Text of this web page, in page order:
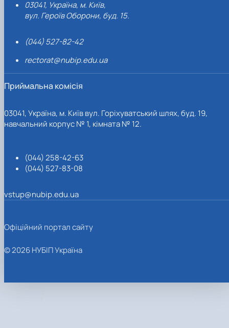
03041, Україна, м. Київ,
вул. Героїв Оборони, буд. 15.
(044) 527-82-42
rectorat@nubip.edu.ua
Приймальна комісія
03041, Україна, м. Київ вул. Горіхуватський шлях, буд. 19,
навчальний корпус № 1, кімната № 12.
(044) 258-42-63
(044) 527-83-08
vstup@nubip.edu.ua
Офіційний портал сайту
© 2026 НУБІП Україна